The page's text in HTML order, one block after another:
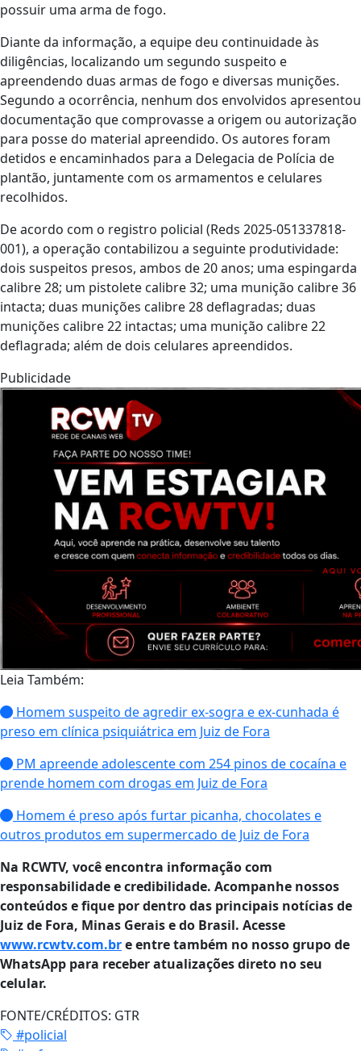
possuir uma arma de fogo.
Diante da informação, a equipe deu continuidade às
diligências, localizando um segundo suspeito e
apreendendo duas armas de fogo e diversas munições.
Segundo a ocorrência, nenhum dos envolvidos apresentou
documentação que comprovasse a origem ou autorização
para posse do material apreendido. Os autores foram
detidos e encaminhados para a Delegacia de Polícia de
plantão, juntamente com os armamentos e celulares
recolhidos.
De acordo com o registro policial (Reds 2025-051337818-
001), a operação contabilizou a seguinte produtividade:
dois suspeitos presos, ambos de 20 anos; uma espingarda
calibre 28; um pistolete calibre 32; uma munição calibre 36
intacta; duas munições calibre 28 deflagradas; duas
munições calibre 22 intactas; uma munição calibre 22
deflagrada; além de dois celulares apreendidos.
Publicidade
Leia Também:
Homem suspeito de agredir ex-sogra e ex-cunhada é
preso em clínica psiquiátrica em Juiz de Fora
PM apreende adolescente com 254 pinos de cocaína e
prende homem com drogas em Juiz de Fora
Homem é preso após furtar picanha, chocolates e
outros produtos em supermercado de Juiz de Fora
Na RCWTV, você encontra informação com
responsabilidade e credibilidade. Acompanhe nossos
conteúdos e fique por dentro das principais notícias de
Juiz de Fora, Minas Gerais e do Brasil. Acesse
www.rcwtv.com.bre entre também no nosso grupo de
WhatsApp para receber atualizações direto no seu
celular.
FONTE/CRÉDITOS: GTR
#policial